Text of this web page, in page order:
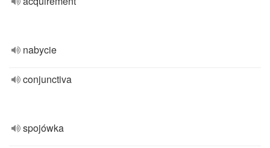
nabycie
conjunctiva
spojówka